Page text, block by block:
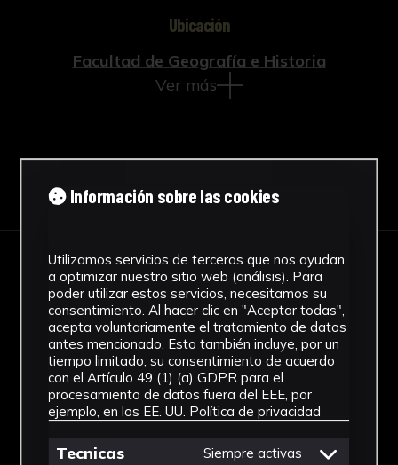
Ubicación
Facultad de Geografía e Historia
Ver más
IMÁGENES
Información sobre las cookies
Utilizamos servicios de terceros que nos ayudan
a optimizar nuestro sitio web (análisis). Para
poder utilizar estos servicios, necesitamos su
consentimiento. Al hacer clic en "Aceptar todas",
acepta voluntariamente el tratamiento de datos
antes mencionado. Esto también incluye, por un
tiempo limitado, su consentimiento de acuerdo
con el Artículo 49 (1) (a) GDPR para el
procesamiento de datos fuera del EEE, por
ejemplo, en los EE. UU. Política de privacidad
Tecnicas Siempre activas